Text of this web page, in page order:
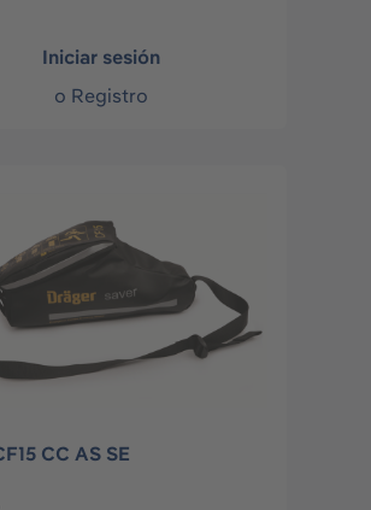
Iniciar sesión
o Registro
CC AS SE